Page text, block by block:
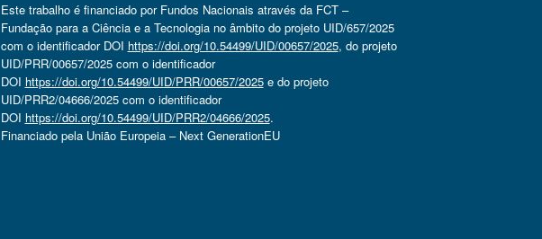
Este trabalho é financiado por Fundos Nacionais através da FCT –
Fundação para a Ciência e a Tecnologia no âmbito do projeto UID/657/2025
com o identificador DOI https://doi.org/10.54499/UID/00657/2025, do projeto
UID/PRR/00657/2025 com o identificador
DOI https://doi.org/10.54499/UID/PRR/00657/2025e do projeto
UID/PRR2/04666/2025 com o identificador
DOI https://doi.org/10.54499/UID/PRR2/04666/2025.
Financiado pela União Europeia – Next GenerationEU